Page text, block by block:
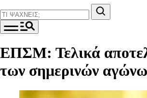
ΕΠΣΜ: Τελικά
των σημερινών